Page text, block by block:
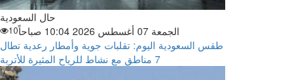
حال السعودية
الجمعة 07 أغسطس 2026 10:04 صباحاً
10
طقس السعودية اليوم: تقلبات جوية وأمطار رعدية تطال
7 مناطق مع نشاط للرياح المثيرة للأتربة